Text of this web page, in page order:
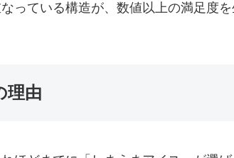
っている構造が、数値以上の満足度
理由